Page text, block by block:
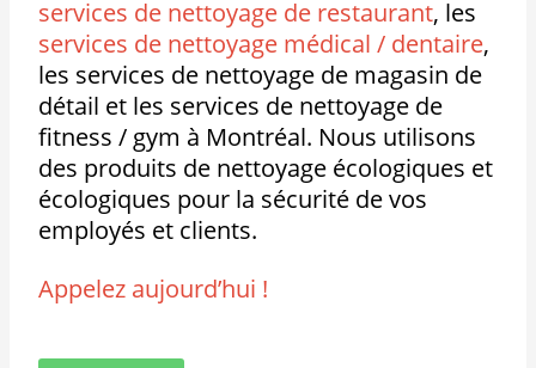
services de nettoyage de restaurant, les
services de nettoyage médical / dentaire,
les services de nettoyage de magasin de
détail et les services de nettoyage de
fitness / gym à Montréal. Nous utilisons
des produits de nettoyage écologiques et
écologiques pour la sécurité de vos
employés et clients.
Appelez aujourd’hui !